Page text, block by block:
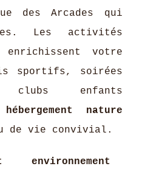
des Arcades qui
Les activités
votre
sportifs, soirées
clubs enfants
hébergement nature
de vie convivial.